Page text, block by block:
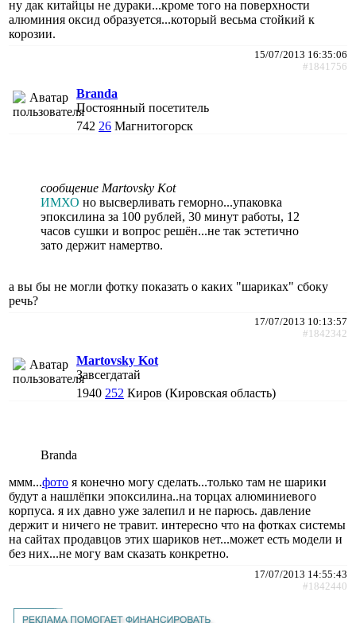
ну дак китайцы не дураки...кроме того на поверхности
алюминия оксид образуется...который весьма стойкий к
корозии.
15/07/2013 16:35:06
#1841756
Branda
Постоянный посетитель
742 26 Магнитогорск
сообщение Martovsky Kot
ИМХО но высверливать геморно...упаковка
эпоксилина за 100 рублей, 30 минут работы, 12
часов сушки и вопрос решён...не так эстетично
зато держит намертво.
а вы бы не могли фотку показать о каких "шариках" сбоку
речь?
17/07/2013 10:13:57
#1842342
Martovsky Kot
Завсегдатай
1940 252 Киров (Кировская область)
Branda
ммм...фото я конечно могу сделать...только там не шарики
будут а нашлёпки эпоксилина..на торцах алюминиевого
корпуса. я их давно уже залепил и не парюсь. давление
держит и ничего не травит. интересно что на фотках системы
на сайтах продавцов этих шариков нет...может есть модели и
без них...не могу вам сказать конкретно.
17/07/2013 14:55:43
#1842440